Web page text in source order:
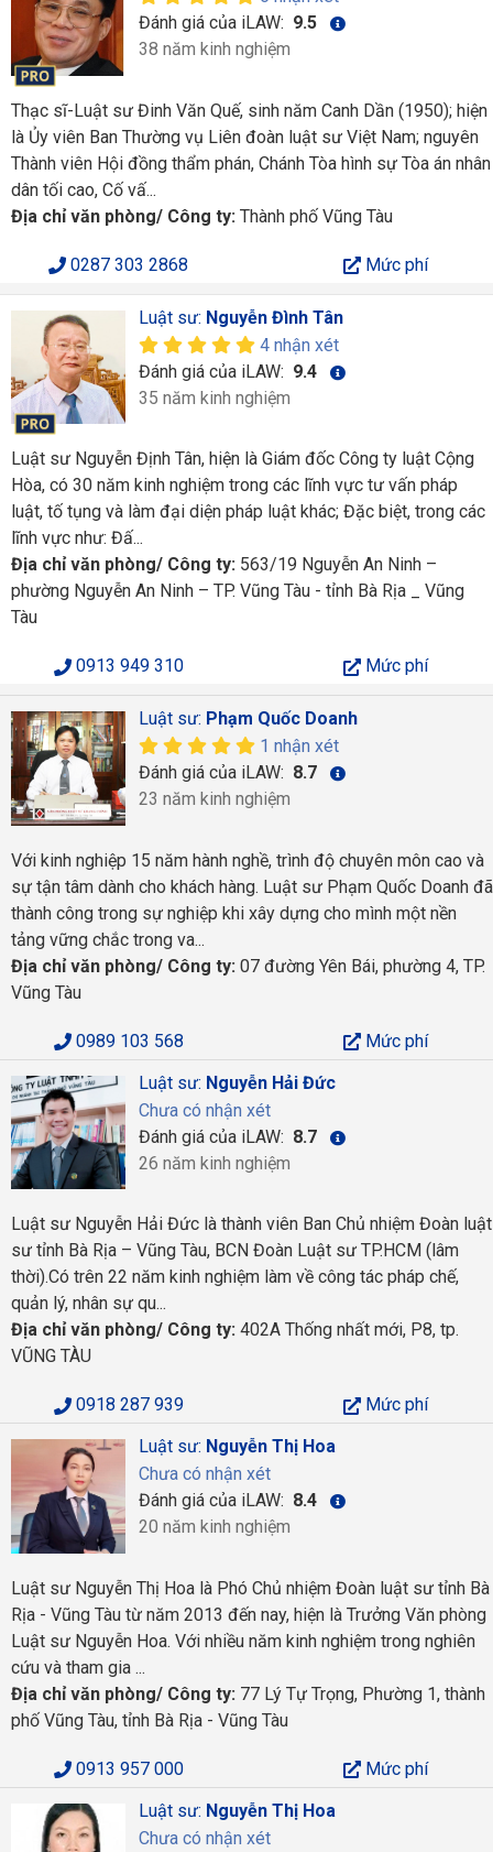
Đánh giá của iLAW: 9.5
38 năm kinh nghiệm
Thạc sĩ-Luật sư Đinh Văn Quế, sinh năm Canh Dần (1950); hiện
là Ủy viên Ban Thường vụ Liên đoàn luật sư Việt Nam; nguyên
Thành viên Hội đồng thẩm phán, Chánh Tòa hình sự Tòa án nhân
dân tối cao, Cố vấ...
Địa chỉ văn phòng/ Công ty: Thành phố Vũng Tàu
0287 303 2868 Mức phí
Luật sư: Nguyễn Đình Tân
4 nhận xét
Đánh giá của iLAW: 9.4
35 năm kinh nghiệm
Luật sư Nguyễn Định Tân, hiện là Giám đốc Công ty luật Cộng
Hòa, có 30 năm kinh nghiệm trong các lĩnh vực tư vấn pháp
luật, tố tụng và làm đại diện pháp luật khác; Đặc biệt, trong các
lĩnh vực như: Đấ...
Địa chỉ văn phòng/ Công ty: 563/19 Nguyễn An Ninh –
phường Nguyễn An Ninh – TP. Vũng Tàu - tỉnh Bà Rịa _ Vũng
Tàu
0913 949 310 Mức phí
Luật sư: Phạm Quốc Doanh
1 nhận xét
Đánh giá của iLAW: 8.7
23 năm kinh nghiệm
Với kinh nghiệp 15 năm hành nghề, trình độ chuyên môn cao và
sự tận tâm dành cho khách hàng. Luật sư Phạm Quốc Doanh đã
thành công trong sự nghiệp khi xây dựng cho mình một nền
tảng vững chắc trong va...
Địa chỉ văn phòng/ Công ty: 07 đường Yên Bái, phường 4, TP.
Vũng Tàu
0989 103 568
Mức phí
Luật sư: Nguyễn Hải Đức
Chưa có nhận xét
Đánh giá của iLAW: 8.7
26 năm kinh nghiệm
Luật sư Nguyễn Hải Đức là thành viên Ban Chủ nhiệm Đoàn luật
sư tỉnh Bà Rịa – Vũng Tàu, BCN Đoàn Luật sư TP.HCM (lâm
thời).Có trên 22 năm kinh nghiệm làm về công tác pháp chế,
quản lý, nhân sự qu...
Địa chỉ văn phòng/ Công ty: 402A Thống nhất mới, P8, tp.
VŨNG TÀU
0918 287 939
Mức phí
Luật sư: Nguyễn Thị Hoa
Chưa có nhận xét
Đánh giá của iLAW: 8.4
20 năm kinh nghiệm
Luật sư Nguyễn Thị Hoa là Phó Chủ nhiệm Đoàn luật sư tỉnh Bà
Rịa - Vũng Tàu từ năm 2013 đến nay, hiện là Trưởng Văn phòng
Luật sư Nguyễn Hoa. Với nhiều năm kinh nghiệm trong nghiên
cứu và tham gia ...
Địa chỉ văn phòng/ Công ty: 77 Lý Tự Trọng, Phường 1, thành
phố Vũng Tàu, tỉnh Bà Rịa - Vũng Tàu
0913 957 000
Mức phí
Luật sư: Nguyễn Thị Hoa
Chưa có nhận xét